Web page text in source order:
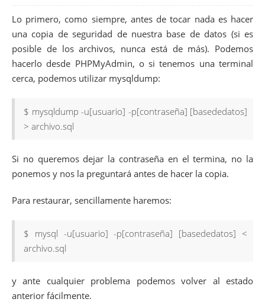
Lo primero, como siempre, antes de tocar nada es hacer
una copia de seguridad de nuestra base de datos (si es
posible de los archivos, nunca está de más). Podemos
hacerlo desde PHPMyAdmin, o si tenemos una terminal
cerca, podemos utilizar mysqldump:
$ mysqldump -u[usuario] -p[contraseña] [basededatos]
> archivo.sql
Si no queremos dejar la contraseña en el termina, no la
ponemos y nos la preguntará antes de hacer la copia.
Para restaurar, sencillamente haremos:
$ mysql -u[usuario] -p[contraseña] [basededatos] <
archivo.sql
y ante cualquier problema podemos volver al estado
anterior fácilmente.